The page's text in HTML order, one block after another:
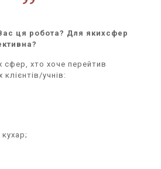
ця робота? Для якихсфер
сфер, хто хоче перейтив
учнів: